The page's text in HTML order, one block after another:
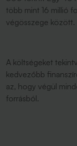
több mint 16 millió
végösszege között.
A költségeket
kedvezőbb
az, hogy végül
forrásból.